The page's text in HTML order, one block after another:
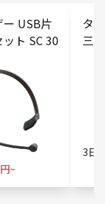
USB片
ト SC 30
~
タ
三
3日